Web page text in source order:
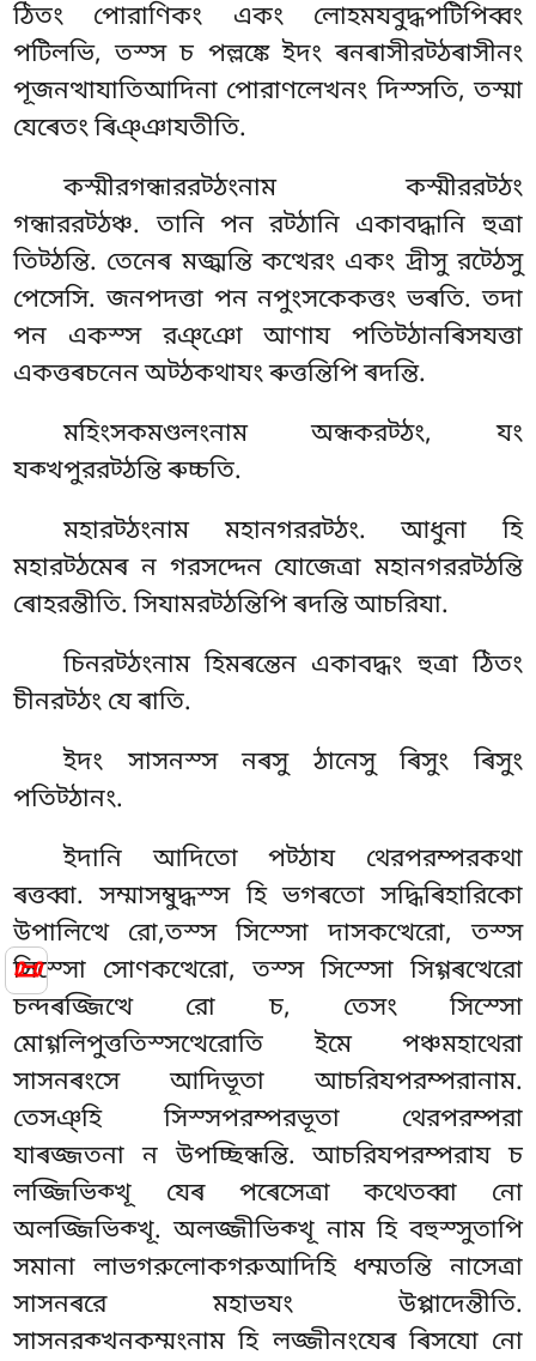
📜
ঠিতং পোরাণিকং একং লোহমযবুদ্ধপটিপিব্বং
পটিলভি, তস্স চ পল্লঙ্কে ইদং ৰনৰাসীরট্ঠৰাসীনং
পূজনত্থাযাতিআদিনা পোরাণলেখনং দিস্সতি, তস্মা
যেৰেতং ৰিঞ্ঞাযতীতি.
কস্মীরগন্ধাররট্ঠংনাম কস্মীররট্ঠং
গন্ধাররট্ঠঞ্চ. তানি পন রট্ঠানি একাবদ্ধানি হুত্ৰা
তিট্ঠন্তি. তেনেৰ মজ্ঝন্তি কত্থেরং একং দ্ৰীসু রট্ঠেসু
পেসেসি. জনপদত্তা পন নপুংসকেকত্তং ভৰতি. তদা
পন একস্স রঞ্ঞো আণায পতিট্ঠানৰিসযত্তা
একত্তৰচনেন অট্ঠকথাযং ৰুত্তন্তিপি ৰদন্তি.
মহিংসকমণ্ডলংনাম অন্ধকরট্ঠং, যং
যক্খপুররট্ঠন্তি ৰুচ্চতি.
মহারট্ঠংনাম মহানগররট্ঠং. আধুনা হি
মহারট্ঠমেৰ ন গরসদ্দেন যোজেত্ৰা মহানগররট্ঠন্তি
ৰোহরন্তীতি. সিযামরট্ঠন্তিপি ৰদন্তি আচরিযা.
চিনরট্ঠংনামহিমৰন্তেন একাবদ্ধং হুত্ৰা ঠিতং
চীনরট্ঠং যে ৰাতি.
ইদং সাসনস্স নৰসু ঠানেসু ৰিসুং ৰিসুং
পতিট্ঠানং.
ইদানি আদিতো পট্ঠায থেরপরম্পরকথা
ৰত্তব্বা. সম্মাসম্বুদ্ধস্স হি ভগৰতো সদ্ধিৰিহারিকো
উপালিত্থে রো,তস্স সিস্সো দাসকত্থেরো, তস্স
সিস্সো সোণকত্থেরো, তস্স সিস্সো সিগ্গৰত্থেরো
চন্দৰজ্জিত্থে রো চ, তেসং সিস্সো
মোগ্গলিপুত্ততিস্সত্থেরোতি ইমে পঞ্চমহাথেরা
সাসনৰংসে আদিভূতা আচরিযপরম্পরানাম.
তেসঞ্হি সিস্সপরম্পরভূতা থেরপরম্পরা
যাৰজ্জতনা ন উপচ্ছিন্ধন্তি. আচরিযপরম্পরায চ
লজ্জিভিক্খূ যেৰ পৰেসেত্ৰা কথেতব্বা নো
অলজ্জিভিক্খূ. অলজ্জীভিক্খূ নাম হি বহুস্সুতাপি
সমানা লাভগরুলোকগরুআদিহি ধম্মতন্তি নাসেত্ৰা
সাসনৰরে মহাভযং উপ্পাদেন্তীতি.
সাসনরক্খনকম্মংনাম হি লজ্জীনংযেৰ ৰিসযো নো